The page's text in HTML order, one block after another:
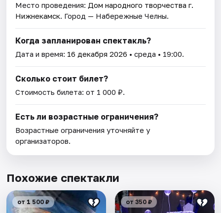
Место проведения: Дом народного творчества г.
Нижнекамск. Город — Набережные Челны.
Когда запланирован спектакль?
Дата и время: 16 декабря 2026 • среда • 19:00.
Сколько стоит билет?
Стоимость билета: от 1 000 ₽.
Есть ли возрастные ограничения?
Возрастные ограничения уточняйте у
организаторов.
Похожие спектакли
от 1 500 ₽ от 350 ₽